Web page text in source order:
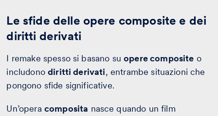
Le sfide delle opere composite e dei
diritti derivati
I remake spesso si basano suopere composite o
includonodiritti derivati, entrambe situazioni che
pongono sfide significative.
Un’opera composita nasce quando un film